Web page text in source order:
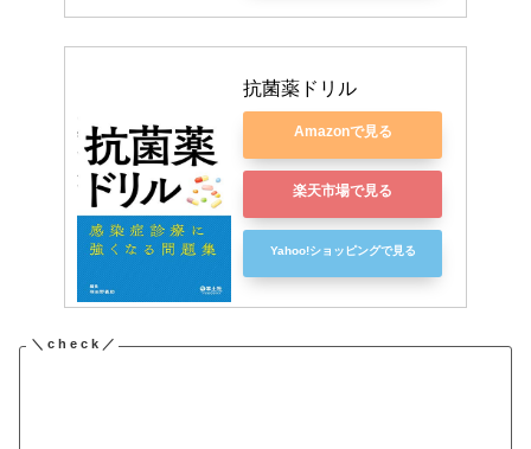
抗菌薬ドリル
Amazonで見る
楽天市場で見る
Yahoo!ショッピングで見る